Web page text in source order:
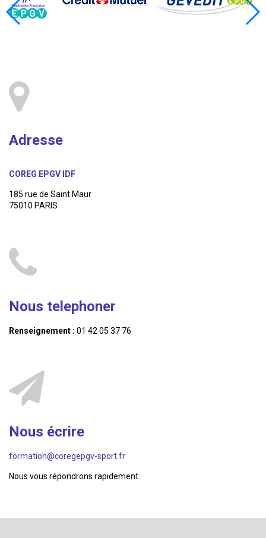
Adresse
COREG EPGV IDF
185 rue de Saint Maur
75010 PARIS
Nous telephoner
Renseignement : 01 42 05 37 76
Nous écrire
formation@coregepgv-sport.fr
Nous vous répondrons rapidement.